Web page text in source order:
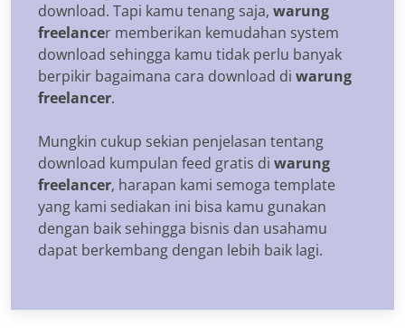
download. Tapi kamu tenang saja, warung
freelancer memberikan kemudahan system
download sehingga kamu tidak perlu banyak
berpikir bagaimana cara download di warung
freelancer.
Mungkin cukup sekian penjelasan tentang
download kumpulan feed gratis di warung
freelancer, harapan kami semoga template
yang kami sediakan ini bisa kamu gunakan
dengan baik sehingga bisnis dan usahamu
dapat berkembang dengan lebih baik lagi.